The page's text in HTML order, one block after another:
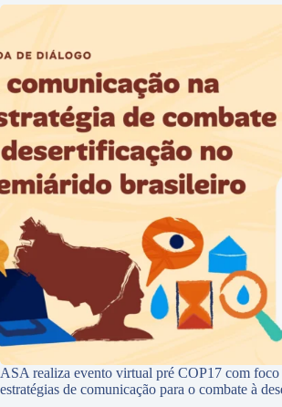
ASA realiza evento virtual pré COP17 com foco
estratégias de comunicação para o combate à